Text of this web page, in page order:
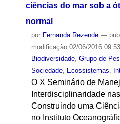
ciências do mar sob a
normal
por Fernanda Rezende —
modificação02/06/2016 09:53
Biodiversidade, Grupo de
Sociedade, Ecossistemas
O X Seminário de
Interdisciplinaridade
Construindo uma
no Instituto